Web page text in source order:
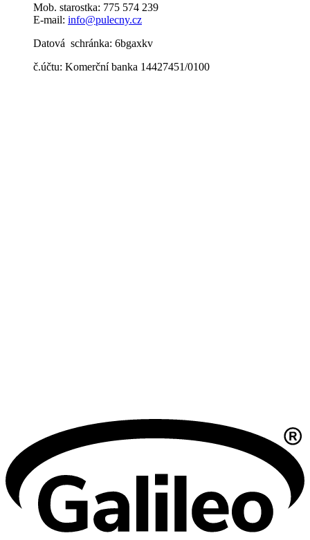
Mob. starostka: 775 574 239
E-mail: info@pulecny.cz
Datová schránka: 6bgaxkv
č.účtu: Komerční banka 14427451/0100